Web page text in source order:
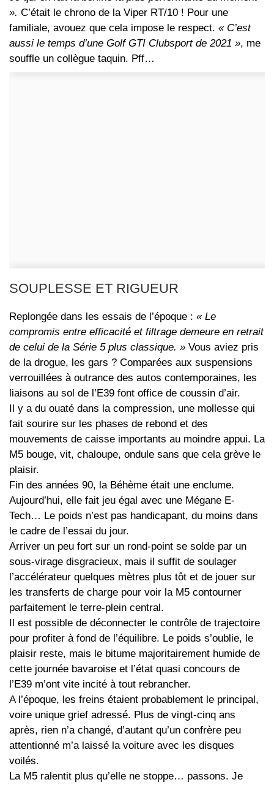
». C’était le chrono de la Viper RT/10 ! Pour une
familiale, avouez que cela impose le respect. « C’est
aussi le temps d’une Golf GTI Clubsport de 2021 », me
souffle un collègue taquin. Pff…
SOUPLESSE ET RIGUEUR
Replongée dans les essais de l’époque : « Le
compromis entre efficacité et filtrage demeure en retrait
de celui de la Série 5 plus classique. » Vous aviez pris
de la drogue, les gars ? Comparées aux suspensions
verrouillées à outrance des autos contemporaines, les
liaisons au sol de l’E39 font office de coussin d’air.
Il y a du ouaté dans la compression, une mollesse qui
fait sourire sur les phases de rebond et des
mouvements de caisse importants au moindre appui. La
M5 bouge, vit, chaloupe, ondule sans que cela grève le
plaisir.
Fin des années 90, la Béhème était une enclume.
Aujourd’hui, elle fait jeu égal avec une Mégane E-
Tech… Le poids n’est pas handicapant, du moins dans
le cadre de l’essai du jour.
Arriver un peu fort sur un rond-point se solde par un
sous-virage disgracieux, mais il suffit de soulager
l’accélérateur quelques mètres plus tôt et de jouer sur
les transferts de charge pour voir la M5 contourner
parfaitement le terre-plein central.
Il est possible de déconnecter le contrôle de trajectoire
pour profiter à fond de l’équilibre. Le poids s’oublie, le
plaisir reste, mais le bitume majoritairement humide de
cette journée bavaroise et l’état quasi concours de
l’E39 m’ont vite incité à tout rebrancher.
A l’époque, les freins étaient probablement le principal,
voire unique grief adressé. Plus de vingt-cinq ans
après, rien n’a changé, d’autant qu’un confrère peu
attentionné m’a laissé la voiture avec les disques
voilés.
La M5 ralentit plus qu’elle ne stoppe… passons. Je